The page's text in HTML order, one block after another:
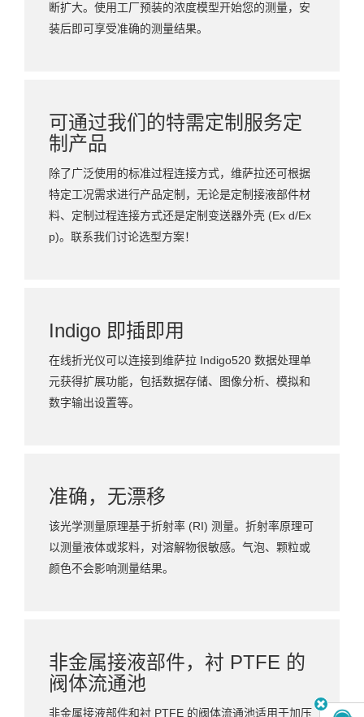
断扩大。使用工厂预装的浓度模型开始您的测量，安
装后即可享受准确的测量结果。
可通过我们的特需定制服务定
制产品
除了广泛使用的标准过程连接方式，维萨拉还可根据
特定工况需求进行产品定制，无论是定制接液部件材
料、定制过程连接方式还是定制变送器外壳 (Ex d/Ex
p)。联系我们讨论选型方案！
Indigo 即插即用
在线折光仪可以连接到维萨拉 Indigo520 数据处理单
元获得扩展功能，包括数据存储、图像分析、模拟和
数字输出设置等。
准确，无漂移
该光学测量原理基于折射率 (RI) 测量。折射率原理可
以测量液体或浆料，对溶解物很敏感。气泡、颗粒或
颜色不会影响测量结果。
非金属接液部件，衬 PTFE 的
阀体流通池
非金属接液部件和衬 PTFE 的阀体流通池适用于加压